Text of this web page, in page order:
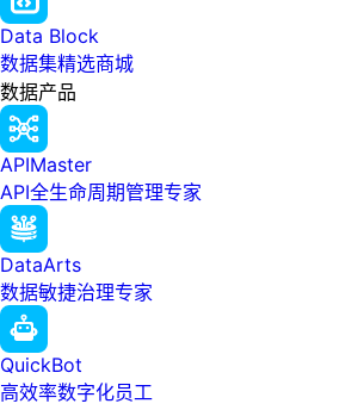
Data Block
数据集精选商城
数据产品
APIMaster
API全生命周期管理专家
DataArts
数据敏捷治理专家
QuickBot
高效率数字化员工